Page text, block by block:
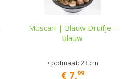
Muscari | Blauw Druifje -
blauw
• potmaat: 23 cm
€ 7,99